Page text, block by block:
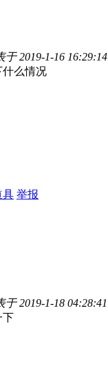
于 2019-1-16 16:29:14
什么情况
具 举报
于 2019-1-18 04:28:41
下